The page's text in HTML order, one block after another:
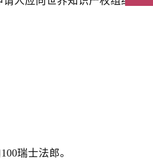
瑞士法郎。